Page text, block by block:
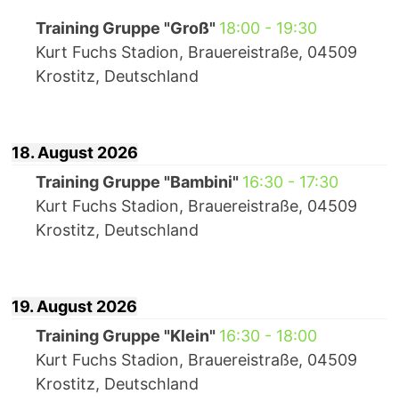
Training Gruppe "Groß" 18:00- 19:30
Kurt Fuchs Stadion, Brauereistraße, 04509
Krostitz, Deutschland
18. August 2026
Training Gruppe "Bambini" 16:30- 17:30
Kurt Fuchs Stadion, Brauereistraße, 04509
Krostitz, Deutschland
19. August 2026
Training Gruppe "Klein" 16:30- 18:00
Kurt Fuchs Stadion, Brauereistraße, 04509
Krostitz, Deutschland